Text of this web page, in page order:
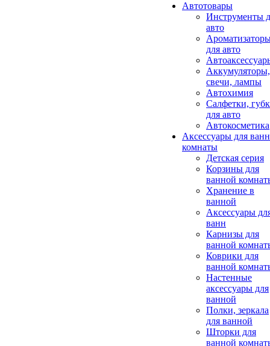
Автотовары
Инструменты
авто
для авто
Аккумуляторы,
свечи, лампы
Автохимия
Салфетки,
для авто
Автокосметика
Аксессуары для
комнаты
Детская серия
Корзины для
ванной
Хранение в
ванной
Аксессуары
ванн
Карнизы для
ванной
Коврики для
ванной
Настенные
аксессуары для
ванной
Полки, зеркала
для ванной
Шторки для
ванной